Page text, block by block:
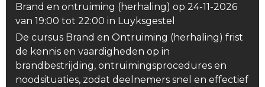
Brand en ontruiming (herhaling) op 24-11-2026
van 19:00 tot 22:00 in Luyksgestel
De cursus Brand en Ontruiming (herhaling) frist
de kennis en vaardigheden op in
brandbestrijding, ontruimingsprocedures en
noodsituaties, zodat deelnemers snel en effectief